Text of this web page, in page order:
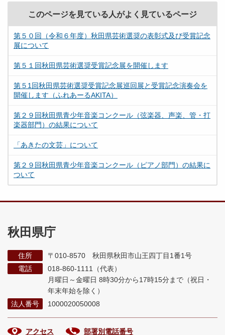
このページを見ている人がよく見ているページ
第５０回（令和６年度）秋田県芸術選奨の表彰式及び受賞記念
展について
第５１回秋田県芸術選奨受賞記念展を開催します
第５1回秋田県芸術選奨受賞記念展巡回展と受賞記念演奏会を
開催します（ふれあーるAKITA）
第２９回秋田県青少年音楽コンクール（弦楽器、声楽、管・打
楽器部門）の結果について
「あきたの文芸」について
第２９回秋田県青少年音楽コンクール（ピアノ部門）の結果に
ついて
秋田県庁
住所
〒010-8570 秋田県秋田市山王四丁目1番1号
電話
018-860-1111（代表）
月曜日～金曜日 8時30分から17時15分まで （祝日・
年末年始を除く）
法人番号
1000020050008
アクセス 部署別電話番号